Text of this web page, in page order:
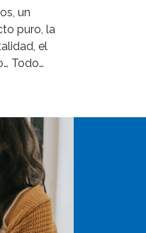
un
puro, la
el
Todo…